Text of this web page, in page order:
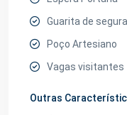
Guarita de
Poço Artesiano
Vagas visitantes
Outras